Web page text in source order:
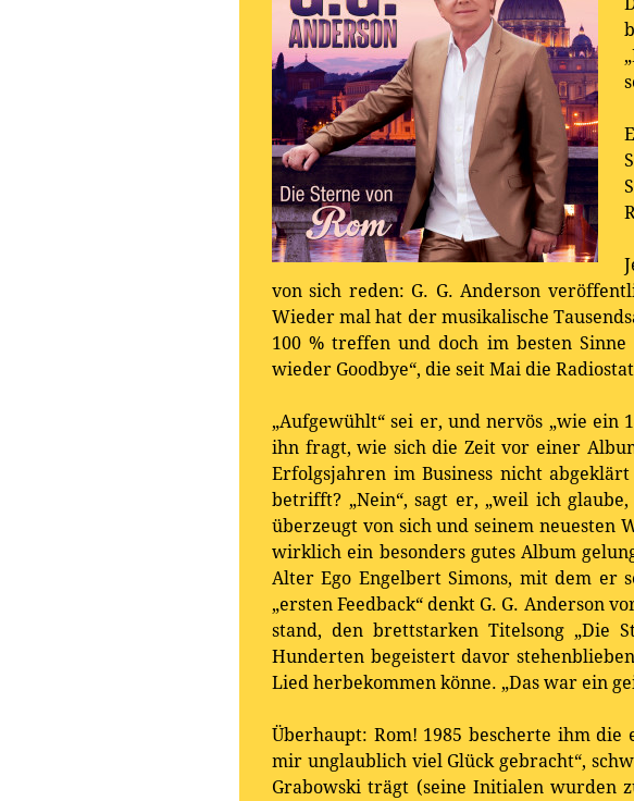
von sich reden: G. G. Anderson
Wieder mal hat der musikalische
100 % treffen und doch im besten
wieder Goodbye“, die seit Mai die
„Aufgewühlt“ sei er, und nervös „wie ein
ihn fragt, wie sich die Zeit vor einer
Erfolgsjahren im Business nicht
betrifft? „Nein“, sagt er, „weil ich
überzeugt von sich und seinem neuesten
wirklich ein besonders gutes Album
Alter Ego Engelbert Simons, mit dem er
„ersten Feedback“ denkt G. G. Anderson
stand, den brettstarken Titelsong „Die
Hunderten begeistert davor
Lied herbekommen könne. „Das war ein
Überhaupt: Rom! 1985 bescherte ihm die
mir unglaublich viel Glück gebracht“,
Grabowski trägt (seine Initialen wurden